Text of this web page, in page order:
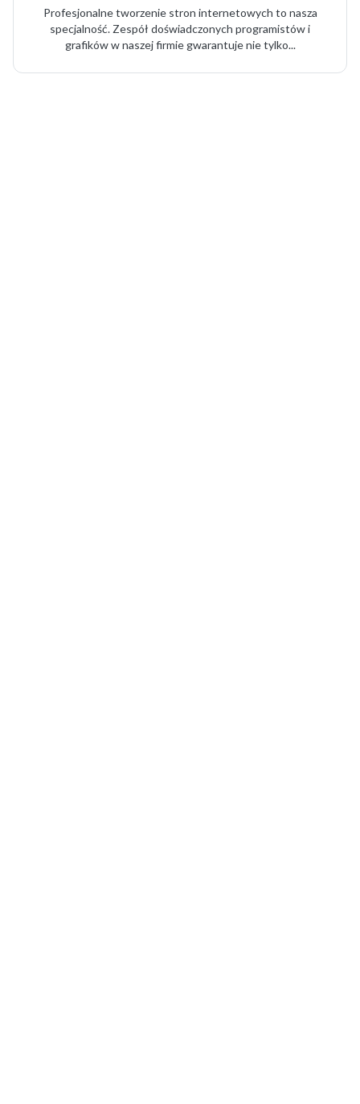
Profesjonalne tworzenie stron internetowych to nasza
specjalność. Zespół doświadczonych programistów i
grafików w naszej firmie gwarantuje nie tylko...